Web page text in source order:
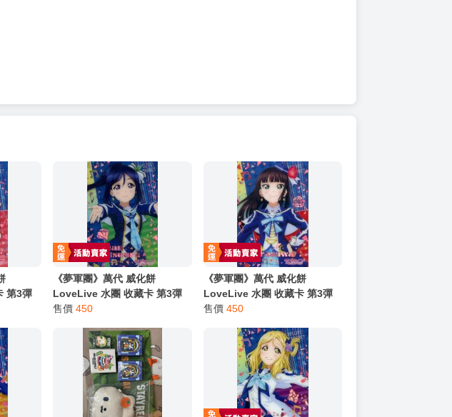
第3彈
梨子
《夢軍團》萬代 威化餅
LoveLive 水團 收藏卡 第3彈
金屬質感卡 No.03r 松浦果南
售價 450
《夢軍團》萬代 威化餅
LoveLive 水團 收藏卡 第3彈
金屬質感卡 No.04r 黑澤黛雅
售價 450